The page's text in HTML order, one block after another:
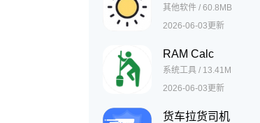
其他软件 / 60.8MB
2026-06-03更新
RAM Calc
系统工具 / 13.41M
2026-06-03更新
货车拉货司机